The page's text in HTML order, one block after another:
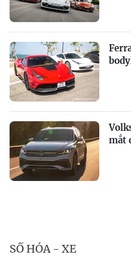
mắt
SỐ HÓA - XE